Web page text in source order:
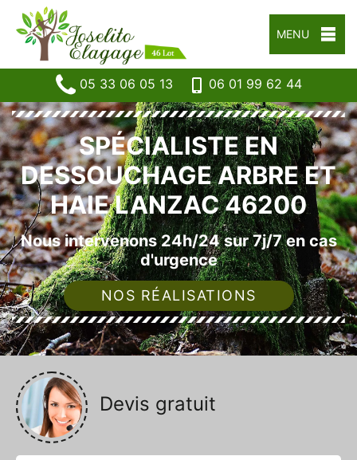
MENU
05 33 06 05 13 06 01 99 62 44
SPÉCIALISTE EN
DESSOUCHAGE ARBRE ET
HAIE LANZAC 46200
Nous intervenons 24h/24 sur 7j/7 en cas
d'urgence
NOS RÉALISATIONS
Devis gratuit